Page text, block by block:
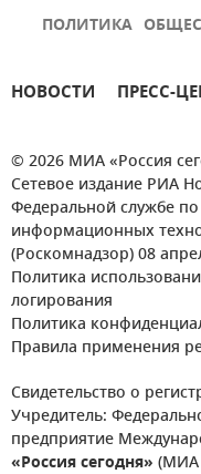
ПОЛИТИКА
НОВОСТИ ПРЕСС-
© 2026 МИА «Россия
Сетевое издание РИА
Федеральной службе
информационных
(Роскомнадзор) 08
Политика
логирования
Политика
Правила применения
Свидетельство о
Учредитель:
предприятие
«Россия сегодня» (МИА